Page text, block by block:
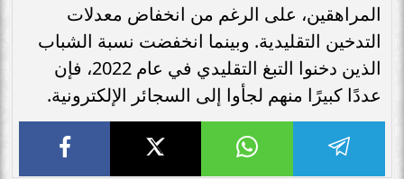
المراهقين، على الرغم من انخفاض معدلات
التدخين التقليدية. وبينما انخفضت نسبة الشباب
الذين دخنوا التبغ التقليدي في عام 2022، فإن
عددًا كبيرًا منهم لجأوا إلى السجائر الإلكترونية.